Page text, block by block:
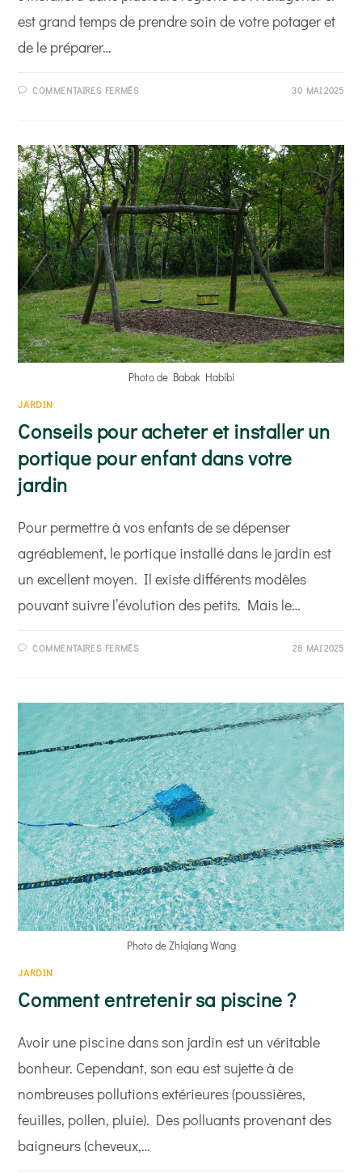
est grand temps de prendre soin de votre potager et
de le préparer…
COMMENTAIRES FERMÉSSUR
POUR
L’HIVER ?
30 MAI 2025
Photo de Babak Habibi
JARDIN
Conseils pour acheter et installer un
portique pour enfant dans votre
jardin
Pour permettre à vos enfants de se dépenser
agréablement, le portique installé dans le jardin est
un excellent moyen. Il existe différents modèles
pouvant suivre l’évolution des petits. Mais le…
COMMENTAIRES FERMÉSSUR
INSTALLER
UN
PORTIQUE
POUR
ENFANT
DANS
VOTRE
JARDIN
28 MAI 2025
Photo de Zhiqiang Wang
JARDIN
Comment entretenir sa piscine ?
Avoir une piscine dans son jardin est un véritable
bonheur. Cependant, son eau est sujette à de
nombreuses pollutions extérieures (poussières,
feuilles, pollen, pluie). Des polluants provenant des
baigneurs (cheveux,…